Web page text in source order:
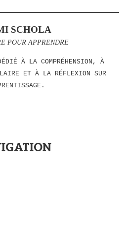
SCHOLA
POUR APPRENDRE
À LA COMPRÉHENSION, À
ET À LA RÉFLEXION SUR